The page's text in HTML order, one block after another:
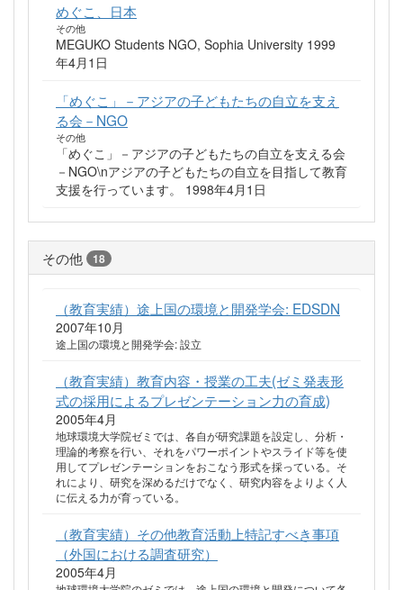
めぐこ、日本
その他
MEGUKO Students NGO, Sophia University 1999
年4月1日
「めぐこ」－アジアの子どもたちの自立を支え
る会－NGO
その他
「めぐこ」－アジアの子どもたちの自立を支える会
－NGO\nアジアの子どもたちの自立を目指して教育
支援を行っています。 1998年4月1日
その他 18
（教育実績）途上国の環境と開発学会: EDSDN
2007年10月
途上国の環境と開発学会: 設立
（教育実績）教育内容・授業の工夫(ゼミ発表形
式の採用によるプレゼンテーション力の育成)
2005年4月
地球環境大学院ゼミでは、各自が研究課題を設定し、分析・
理論的考察を行い、それをパワーポイントやスライド等を使
用してプレゼンテーションをおこなう形式を採っている。そ
れにより、研究を深めるだけでなく、研究内容をよりよく人
に伝える力が育っている。
（教育実績）その他教育活動上特記すべき事項
（外国における調査研究）
2005年4月